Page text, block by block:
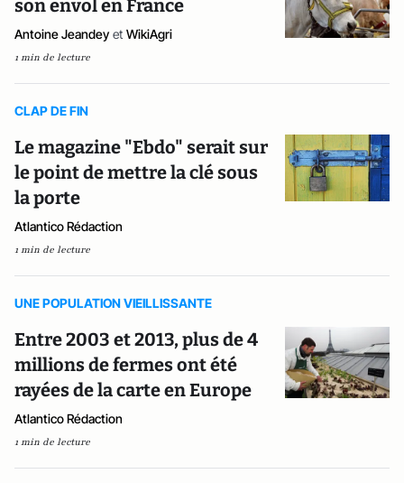
son envol en France
Antoine Jeandey et WikiAgri
1 min de lecture
CLAP DE FIN
Le magazine "Ebdo" serait sur
le point de mettre la clé sous
la porte
Atlantico Rédaction
1 min de lecture
UNE POPULATION VIEILLISSANTE
Entre 2003 et 2013, plus de 4
millions de fermes ont été
rayées de la carte en Europe
Atlantico Rédaction
1 min de lecture